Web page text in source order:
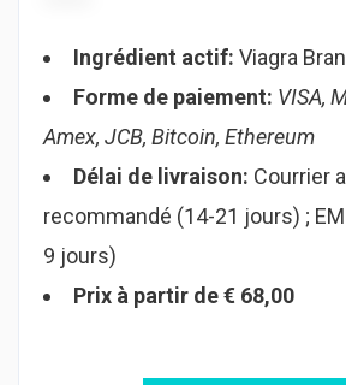
Ingrédient actif: Viagra
Forme de paiement: VISA,
Amex, JCB, Bitcoin, Ethereum
Délai de livraison: Courrier
recommandé (14-21 jours) ;
9 jours)
Prix à partir de € 68,00